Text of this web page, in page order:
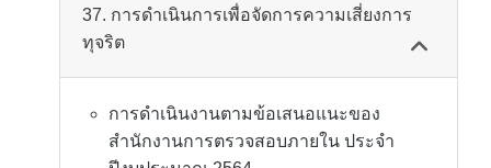
37. การดำเนินการเพื่อจัดการความเสี่ยงการ
ทุจริต
การดำเนินงานตามข้อเสนอแนะของ
สำนักงานการตรวจสอบภายใน ประจำ